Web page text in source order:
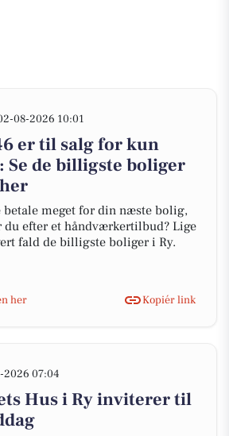
08-2026 10:01
er til salg for kun
Se de billigste boliger
betale meget for din næste bolig,
du efter et håndværkertilbud? Lige
fald de billigste boliger i Ry.
her
Kopiér link
2026 07:04
Hus i Ry inviterer til